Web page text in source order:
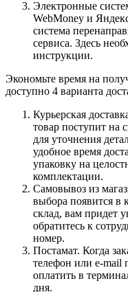
Электронные
WebMoney и
система
сервиса. Здесь
инструкции.
Экономьте время на
доступно 4 варианта
Курьерская
товар поступит на
для уточнения
удобное время
упаковку на
комплектации.
Самовывоз из
выбора появится в
склад, вам придет
обратитесь к
номер.
Постамат. Когда
телефон или e-mail
оплатить в
дня.